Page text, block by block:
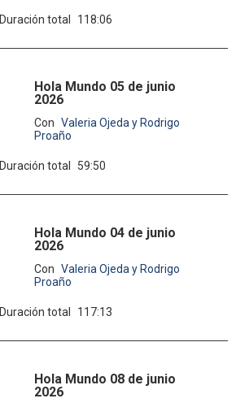
Duración total 118:06
Hola Mundo 05 de junio
2026
Con Valeria Ojeda y Rodrigo
Proaño
Duración total 59:50
Hola Mundo 04 de junio
2026
Con Valeria Ojeda y Rodrigo
Proaño
Duración total 117:13
Hola Mundo 08 de junio
2026